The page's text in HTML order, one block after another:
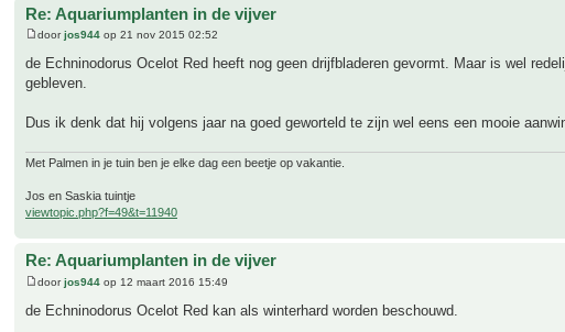
Re: Aquariumplanten in de vijver
doorjos944 op 21 nov 2015 02:52
de Echninodorus Ocelot Red heeft nog geen drijfbladeren gevormt. Maar is wel
gebleven.
Dus ik denk dat hij volgens jaar na goed geworteld te zijn wel eens een mooie
Met Palmen in je tuin ben je elke dag een beetje op vakantie.
Jos en Saskia tuintje
viewtopic.php?f=49&t=11940
Re: Aquariumplanten in de vijver
doorjos944 op 12 maart 2016 15:49
de Echninodorus Ocelot Red kan als winterhard worden beschouwd.